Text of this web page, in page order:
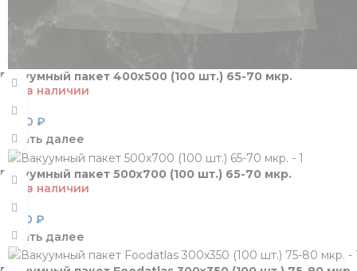
Вакуумный пакет 400х500 (100 шт.) 65-70 мкр.
Нет в наличии
2 240 ₽
Читать далее
Вакуумный пакет 500х700 (100 шт.) 65-70 мкр.
Нет в наличии
3 930 ₽
Читать далее